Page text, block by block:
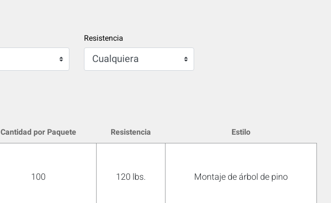
Resistencia
Cantidad por Paquete Resistencia Estilo
100 120 lbs. Montaje de árbol de pino